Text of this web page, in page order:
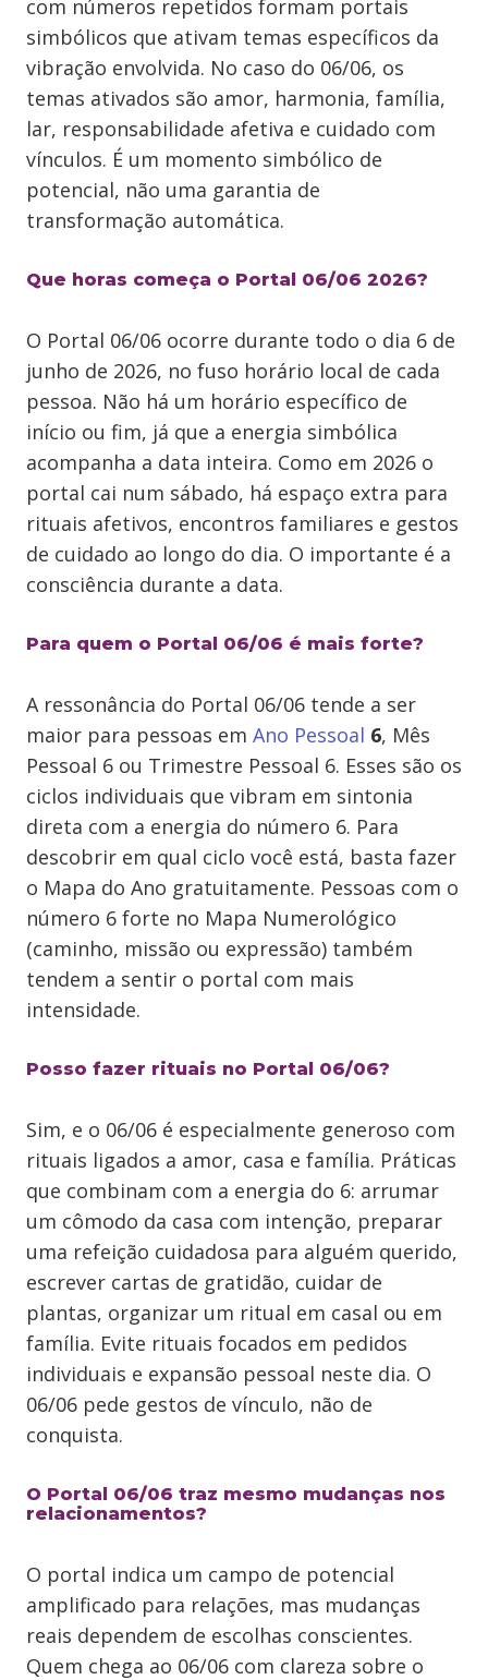
com números repetidos formam portais
simbólicos que ativam temas específicos da
vibração envolvida. No caso do 06/06, os
temas ativados são amor, harmonia, família,
lar, responsabilidade afetiva e cuidado com
vínculos. É um momento simbólico de
potencial, não uma garantia de
transformação automática.
Que horas começa o Portal 06/06 2026?
O Portal 06/06 ocorre durante todo o dia 6 de
junho de 2026, no fuso horário local de cada
pessoa. Não há um horário específico de
início ou fim, já que a energia simbólica
acompanha a data inteira. Como em 2026 o
portal cai num sábado, há espaço extra para
rituais afetivos, encontros familiares e gestos
de cuidado ao longo do dia. O importante é a
consciência durante a data.
Para quem o Portal 06/06 é mais forte?
A ressonância do Portal 06/06 tende a ser
maior para pessoas em Ano Pessoal 6, Mês
Pessoal 6 ou Trimestre Pessoal 6. Esses são os
ciclos individuais que vibram em sintonia
direta com a energia do número 6. Para
descobrir em qual ciclo você está, basta fazer
o Mapa do Ano gratuitamente. Pessoas com o
número 6 forte no Mapa Numerológico
(caminho, missão ou expressão) também
tendem a sentir o portal com mais
intensidade.
Posso fazer rituais no Portal 06/06?
Sim, e o 06/06 é especialmente generoso com
rituais ligados a amor, casa e família. Práticas
que combinam com a energia do 6: arrumar
um cômodo da casa com intenção, preparar
uma refeição cuidadosa para alguém querido,
escrever cartas de gratidão, cuidar de
plantas, organizar um ritual em casal ou em
família. Evite rituais focados em pedidos
individuais e expansão pessoal neste dia. O
06/06 pede gestos de vínculo, não de
conquista.
O Portal 06/06 traz mesmo mudanças nos
relacionamentos?
O portal indica um campo de potencial
amplificado para relações, mas mudanças
reais dependem de escolhas conscientes.
Quem chega ao 06/06 com clareza sobre o